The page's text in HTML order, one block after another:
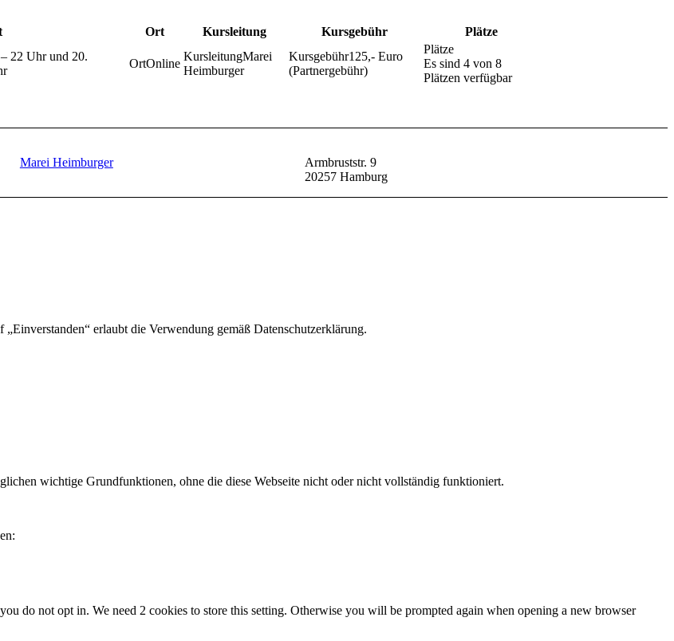
Ort Kursleitung Kursgebühr
Plätze
22 Uhr und 20.
Online
Marei
Heimburger
125,- Euro
(Partnergebühr)
Es sind 4 von 8
Plätzen verfügbar
Marei Heimburger
Armbruststr. 9
20257 Hamburg
erlaubt die Verwendung gemäß Datenschutzerklärung.
wichtige Grundfunktionen, ohne die diese Webseite nicht oder nicht vollständig funktioniert.
do not opt in. We need 2 cookies to store this setting. Otherwise you will be prompted again when opening a new browser